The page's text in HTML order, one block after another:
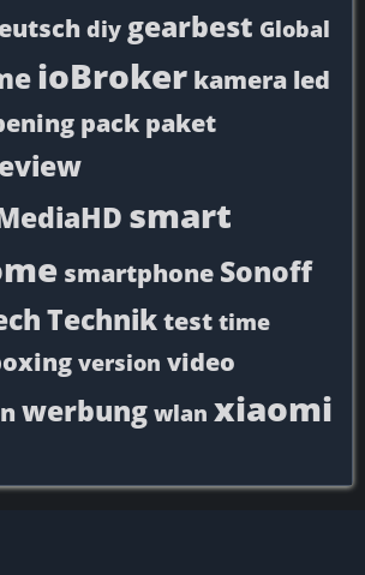
diy gearbest Global
ioBroker kamera led
pack paket
smart
smartphone Sonoff
Techniktest time
version video
werbung wlan xiaomi